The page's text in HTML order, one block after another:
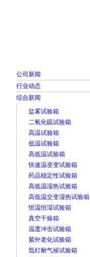
公司新闻
行业动态
综合新闻
盐雾试验箱
二氧化硫试验箱
高温试验箱
低温试验箱
高低温试验箱
快速温变变试验箱
药品稳定性试验箱
高低温湿热试验箱
高低温交变湿热试验箱
恒温恒湿试验箱
真空干燥箱
温度冲击试验箱
紫外老化试验箱
氙灯耐气候试验箱